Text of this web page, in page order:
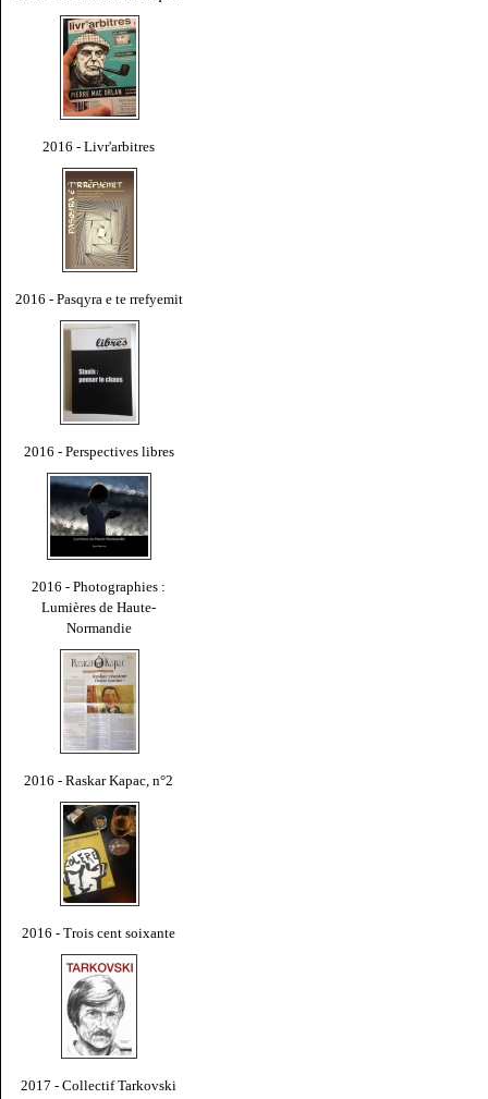
2016 - Livr'arbitres
2016 - Pasqyra e te rrefyemit
2016 - Perspectives libres
2016 - Photographies :
Lumières de Haute-
Normandie
2016 - Raskar Kapac, n°2
2016 - Trois cent soixante
2017 - Collectif Tarkovski